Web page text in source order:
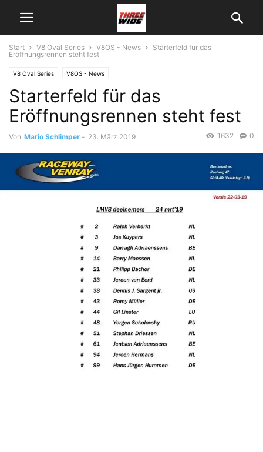
Start V8 Oval Series V8OS - News
Starterfeld für das
Eröffnungsrennen steht fest
V8 Oval Series V8OS - News
Starterfeld für das
Eröffnungsrennen steht fest
Von Mario Schlimper - 23. März 2019 0
1632